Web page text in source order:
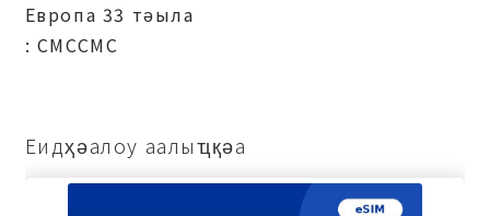
Европа 33 тәыла
: СМССМС
Еидҳәалоу аалыҵқәа